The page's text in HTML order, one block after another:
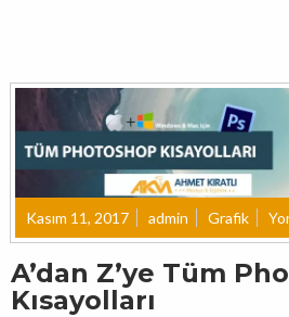
Kasım 11, 2017 admin Grafik
A’dan Z’ye Tüm
Kısayolları